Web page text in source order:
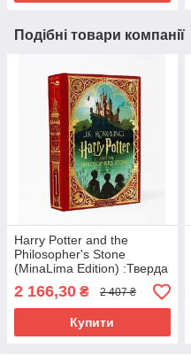
Подібні товари компанії
Harry Potter and the
Philosopher's Stone
(MinaLima Edition) :Тверда
книга
2 166,30 ₴ 2 407 ₴
Купити